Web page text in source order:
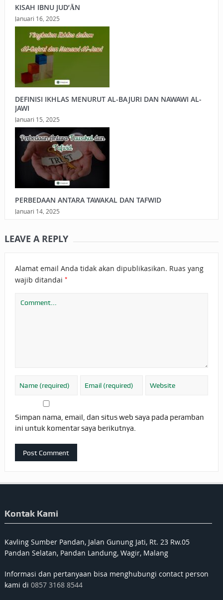
KISAH IBNU JUD’ĀN
Januari 16, 2025
DEFINISI IKHLAS MENURUT AL-BAJURI DAN NAWAWI AL-
JAWI
Januari 15, 2025
PERBEDAAN ANTARA TAWAKAL DAN TAFWID
Januari 14, 2025
LEAVE A REPLY
Alamat email Anda tidak akan dipublikasikan. Ruas yang
wajib ditandai *
Simpan nama, email, dan situs web saya pada peramban
ini untuk komentar saya berikutnya.
Kontak Kami
Kavling Sumber Pandan, Jalan Gunung Jati, Rt. 23 Rw.05
Pandan Selatan, Pandan Landung, Wagir, Malang
Informasi dan pertanyaan bisa menghubungi contact person
kami di 0857 3168 8544